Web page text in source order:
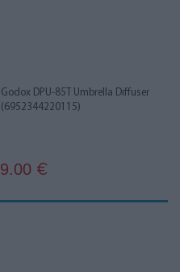
Godox DPU-85T Umbrella Diffuser
(6952344220115)
9.00 €